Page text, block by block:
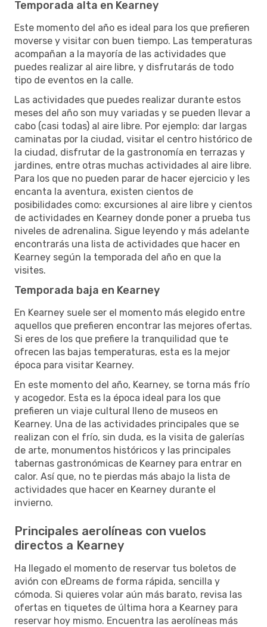
Temporada alta en Kearney
Este momento del año es ideal para los que prefieren
moverse y visitar con buen tiempo. Las temperaturas
acompañan a la mayoría de las actividades que
puedes realizar al aire libre, y disfrutarás de todo
tipo de eventos en la calle.
Las actividades que puedes realizar durante estos
meses del año son muy variadas y se pueden llevar a
cabo (casi todas) al aire libre. Por ejemplo: dar largas
caminatas por la ciudad, visitar el centro histórico de
la ciudad, disfrutar de la gastronomía en terrazas y
jardines, entre otras muchas actividades al aire libre.
Para los que no pueden parar de hacer ejercicio y les
encanta la aventura, existen cientos de
posibilidades como: excursiones al aire libre y cientos
de actividades en Kearney donde poner a prueba tus
niveles de adrenalina. Sigue leyendo y más adelante
encontrarás una lista de actividades que hacer en
Kearney según la temporada del año en que la
visites.
Temporada baja en Kearney
En Kearney suele ser el momento más elegido entre
aquellos que prefieren encontrar las mejores ofertas.
Si eres de los que prefiere la tranquilidad que te
ofrecen las bajas temperaturas, esta es la mejor
época para visitar Kearney.
En este momento del año, Kearney, se torna más frío
y acogedor. Esta es la época ideal para los que
prefieren un viaje cultural lleno de museos en
Kearney. Una de las actividades principales que se
realizan con el frío, sin duda, es la visita de galerías
de arte, monumentos históricos y las principales
tabernas gastronómicas de Kearney para entrar en
calor. Así que, no te pierdas más abajo la lista de
actividades que hacer en Kearney durante el
invierno.
Principales aerolíneas con vuelos
directos a Kearney
Ha llegado el momento de reservar tus boletos de
avión con eDreams de forma rápida, sencilla y
cómoda. Si quieres volar aún más barato, revisa las
ofertas en tiquetes de última hora a Kearney para
reservar hoy mismo. Encuentra las aerolíneas más